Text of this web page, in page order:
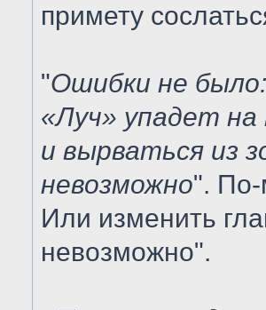
примету
"Ошибки не
«Луч» упадет на
и вырваться из
невозможно". По-
Или изменить
невозможно".